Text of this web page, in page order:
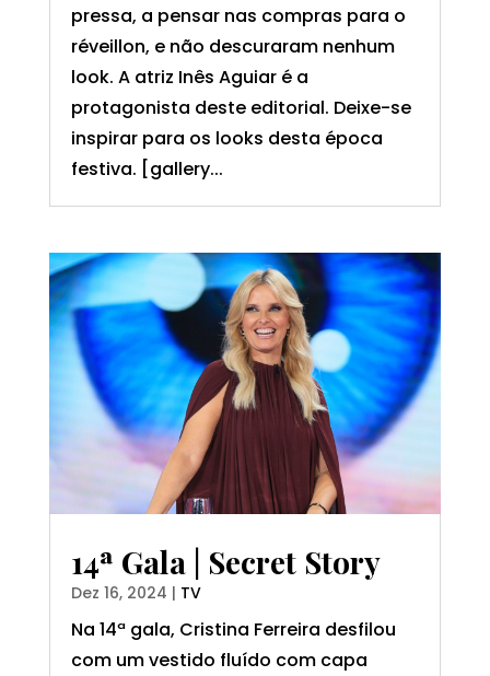
pressa, a pensar nas compras para o
réveillon, e não descuraram nenhum
look. A atriz Inês Aguiar é a
protagonista deste editorial. Deixe-se
inspirar para os looks desta época
festiva. [gallery...
14ª Gala | Secret Story
Dez 16, 2024 | TV
Na 14ª gala, Cristina Ferreira desfilou
com um vestido fluído com capa